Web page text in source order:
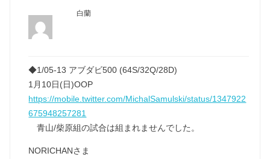
白蘭
◆1/05-13 アブダビ500 (64S/32Q/28D)
1月10日(日)OOP
https://mobile.twitter.com/MichalSamulski/status/1347922
675948257281
青山/柴原組の試合は組まれませんでした。
NORICHANさま